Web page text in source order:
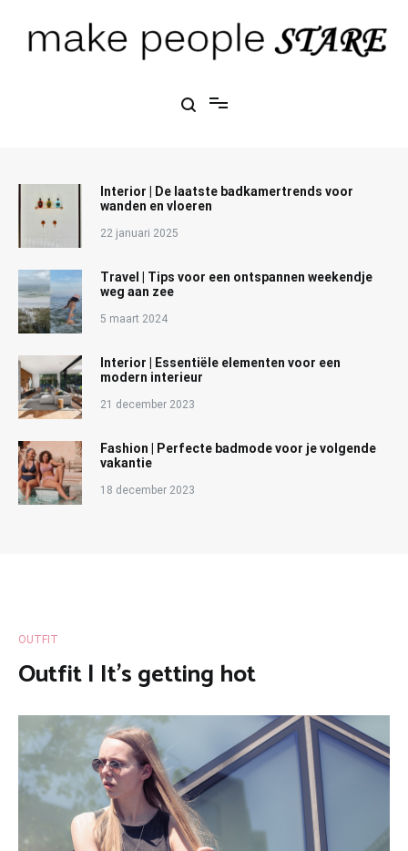
Interior | De laatste badkamertrends voor
wanden en vloeren
22 januari 2025
Travel | Tips voor een ontspannen weekendje
weg aan zee
5 maart 2024
Interior | Essentiële elementen voor een
modern interieur
21 december 2023
Fashion | Perfecte badmode voor je volgende
vakantie
18 december 2023
OUTFIT
Outfit | It’s getting hot